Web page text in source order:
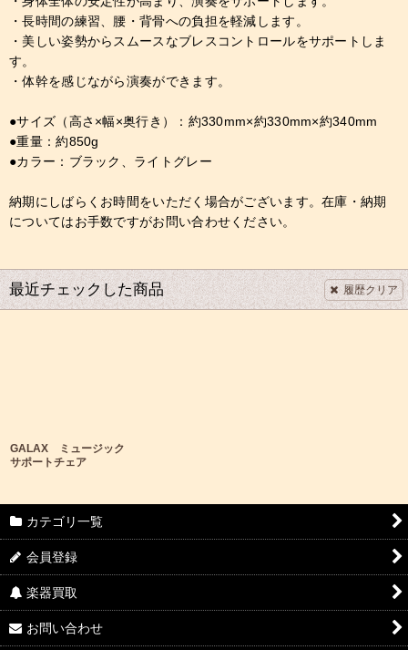
・長時間の練習、腰・背骨への負担を軽減します。
・美しい姿勢からスムースなブレスコントロールをサポートしま
す。
・体幹を感じながら演奏ができます。
●サイズ（高さ×幅×奥行き）：約330mm×約330mm×約340mm
●重量：約850g
●カラー：ブラック、ライトグレー
納期にしばらくお時間をいただく場合がございます。在庫・納期
についてはお手数ですがお問い合わせください。
最近チェックした商品 履歴クリア
GALAX ミュージック
サポートチェア
カテゴリ一覧
会員登録
楽器買取
お問い合わせ